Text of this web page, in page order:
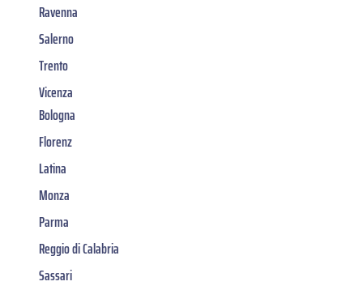
Ravenna
Salerno
Trento
Vicenza
Bologna
Florenz
Latina
Monza
Parma
Reggio di Calabria
Sassari